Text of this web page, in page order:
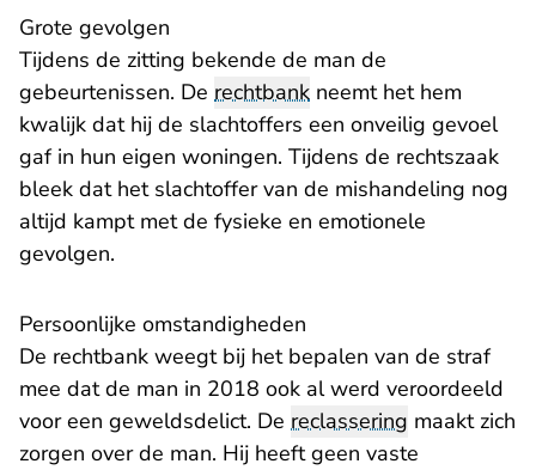
Grote gevolgen
Tijdens de zitting bekende de man de
gebeurtenissen. De rechtbank neemt het hem
kwalijk dat hij de slachtoffers een onveilig gevoel
gaf in hun eigen woningen. Tijdens de rechtszaak
bleek dat het slachtoffer van de mishandeling nog
altijd kampt met de fysieke en emotionele
gevolgen.
Persoonlijke omstandigheden
De rechtbank weegt bij het bepalen van de straf
mee dat de man in 2018 ook al werd veroordeeld
voor een geweldsdelict. De reclassering maakt zich
zorgen over de man. Hij heeft geen vaste